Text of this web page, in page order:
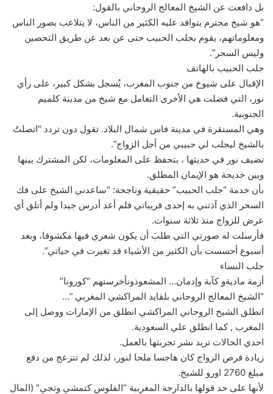
بل دافعت عن الشيخ المعالج الروحاني بالقول:
“هو شيخ محترم يتوافد عليه الكثير من الناس، لا يتلاعب بصور الناس
ومعلوماتهم، يقوم بجلب الحبيب حتى عن بعد عن طريق التحصين
وليس السحر”.
جلب الحبيب بالهاتف
الإقبال على شيوخ من جنوب المغرب، يُسجل بشكل كبير، على رأي
نور، التي فضلت هي الأخرى التعامل مع شيخ من مدينة كلميم
الجنوبية.
وهي المستقرة في مدينة فاس شمال البلاد. تقول دون تردد “اتصلتُ
بالشيخ ليجلب لي حبيبي من أجل الزواج”.
تضيف نور في حديثها ، بتحفظ على المعلومات، لكن المشترك بينها
وبين خديجة هو الإيمان المطلق.
بأن خدمة “جلب الحبيب” حقيقية وناجحة: “ساعدني الشيخ على فك
السحر الذي آذتني به إحدى قريباتي فلم أعد أدرس جيدا ولم أتلق أي
عرض للزواج منذ ثلاثة سنوات.
فأرسلت له صورتي التي طلبَ أن يكون شعري فيها مكشوفا، وبعد
أسبوع أحسست بأن الكثير من الأشياء قد تغيرت في حياتي”.
جلب النساء
أزمة ماديةو كآبة وإدمان… المشعوذونأخرستهم “كورونا”
“الشيخ المعالج الروحاني بلقايد المراكشي المغربي ”…
انطلق الشيخ الروحاني المراكشي انطلق من الإمارات ووصل إلى
المغرب , كما انطلق علي السعودية.
احدي الحالات تريد نشر تجربتها بالعمل.
زيادة فرص الزواج كان هاجسا ملحا لنور، لذلك لم تنزعج من دفع
مبلغ 2760 اورو للشيخ.
لأنها على حد قولها بالدارجة المغربية “الفلوس كتمشي وتجي” (المال